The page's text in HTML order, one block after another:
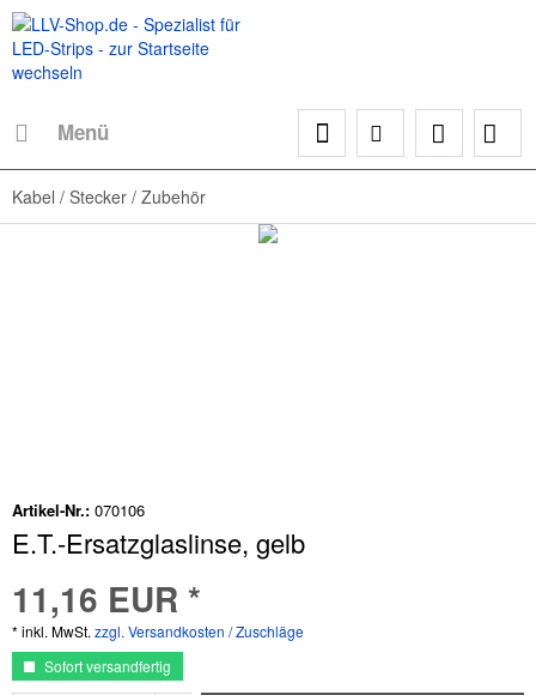
Menü
Kabel / Stecker / Zubehör
Artikel-Nr.: 070106
E.T.-Ersatzglaslinse, gelb
11,16 EUR *
* inkl. MwSt. zzgl. Versandkosten / Zuschläge
Sofort versandfertig